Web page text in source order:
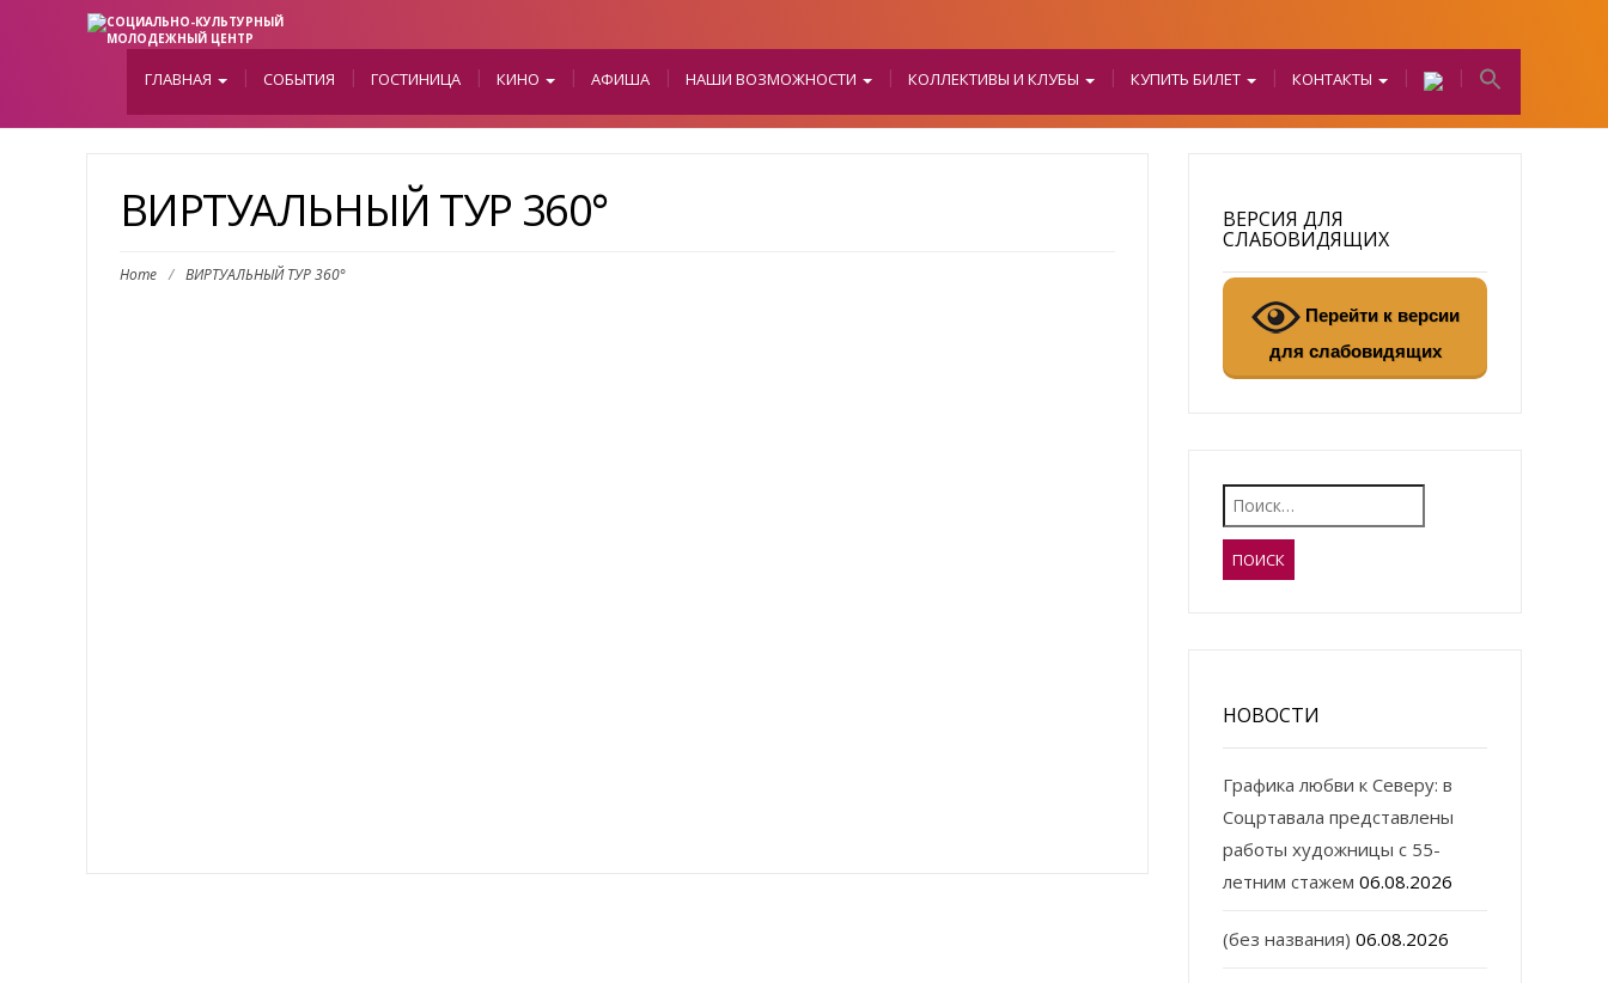
ГЛАВНАЯ СОБЫТИЯ ГОСТИНИЦА КИНО АФИША НАШИ ВОЗМОЖНОСТИ КОЛЛЕКТИВЫ И КЛУБЫ КУПИТЬ БИЛЕТ КОНТАКТЫ
ВИРТУАЛЬНЫЙ ТУР 360°
Home / ВИРТУАЛЬНЫЙ ТУР 360°
ВЕРСИЯ ДЛЯ
СЛАБОВИДЯЩИХ
Перейти к версии
для слабовидящих
Найти:
НОВОСТИ
Графика любви к Северу: в
Соцртавала представлены
работы художницы с 55-
летним стажем 06.08.2026
(без названия) 06.08.2026